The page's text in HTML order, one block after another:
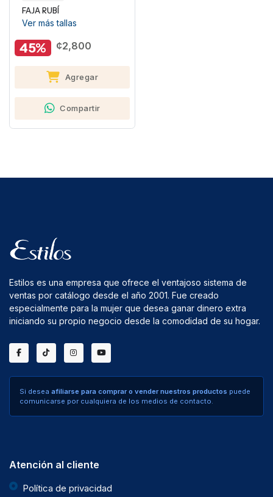
FAJA RUBÍ
Ver más tallas
45% ¢2,800
Agregar
Compartir
Estilos es una empresa que ofrece el ventajoso sistema de
ventas por catálogo desde el año 2001. Fue creado
especialmente para la mujer que desea ganar dinero extra
iniciando su propio negocio desde la comodidad de su hogar.
Si desea afiliarse para comprar o vender nuestros productos puede
comunicarse por cualquiera de los medios de contacto.
Atención al cliente
Política de privacidad